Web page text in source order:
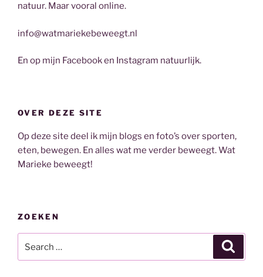
natuur. Maar vooral online.
info@watmariekebeweegt.nl
En op mijn Facebook en Instagram natuurlijk.
OVER DEZE SITE
Op deze site deel ik mijn blogs en foto’s over sporten,
eten, bewegen. En alles wat me verder beweegt. Wat
Marieke beweegt!
ZOEKEN
for: